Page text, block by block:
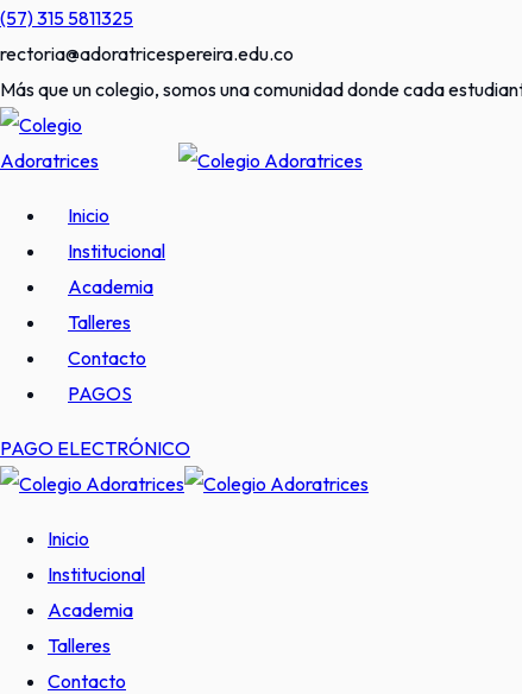
Skip
to
content
(57) 315 5811325
rectoria@adoratricespereira.edu.co
Más que un colegio, somos una comunidad donde cada
Inicio
Institucional
Academia
Talleres
Contacto
PAGOS
PAGO ELECTRÓNICO
Inicio
Institucional
Academia
Talleres
Contacto